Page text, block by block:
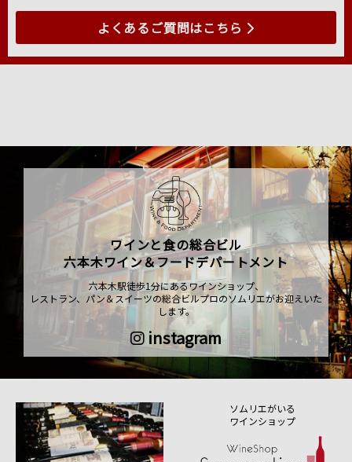
よくあるご質問はこちら
ワインと食の総合ビル
六本木ワイン＆フードデパートメント
六本木駅徒歩1分にあるワインショップ、
レストラン、パン＆スイーツの総合ビルプロのソムリエがお迎えいた
します。
instagram
ソムリエがいる
ワインショップ